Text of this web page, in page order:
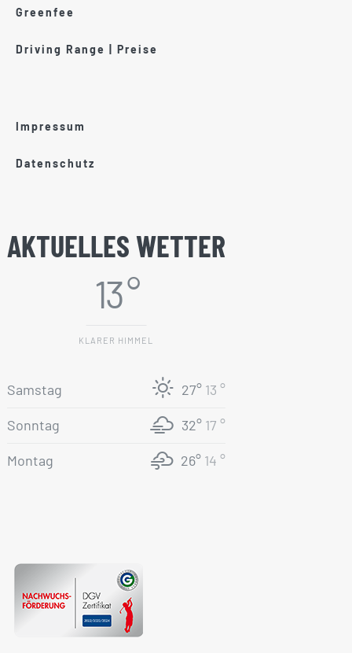
Greenfee
Driving Range | Preise
Impressum
Datenschutz
AKTUELLES WETTER
13 °
KLARER HIMMEL
Samstag 27° 13 °
Sonntag 32° 17 °
Montag 26° 14 °